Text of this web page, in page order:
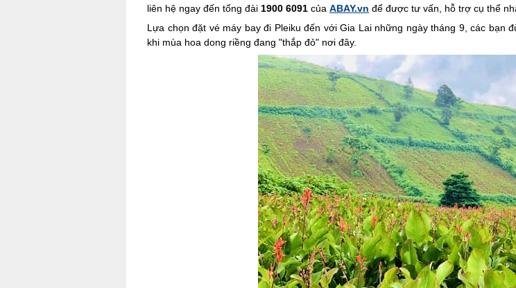
liên hệ ngay đến tổng đài 1900 6091 của ABAY.vn để được tư vấn, hỗ trợ cụ thể
Lựa chọn đặt vé máy bay đi Pleiku đến với Gia Lai những ngày tháng 9, các bạn
khi mùa hoa dong riềng đang "thắp đỏ" nơi đây.